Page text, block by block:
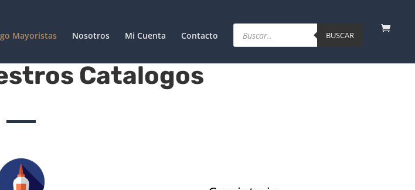
Mayoristas Nosotros Mi Cuenta Contacto
Products
search BUSCAR
Catalogos